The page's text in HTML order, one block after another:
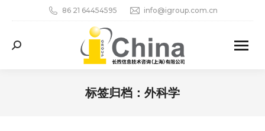
86 21 64454595 info@igroup.com.cn
Search:
标签归档： 外科学